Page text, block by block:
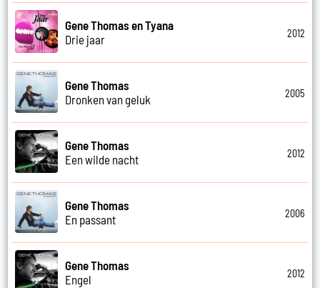
Gene Thomas en Tyana
Drie jaar
2012
Gene Thomas
Dronken van geluk
2005
Gene Thomas
Een wilde nacht
2012
Gene Thomas
En passant
2006
Gene Thomas
Engel
2012